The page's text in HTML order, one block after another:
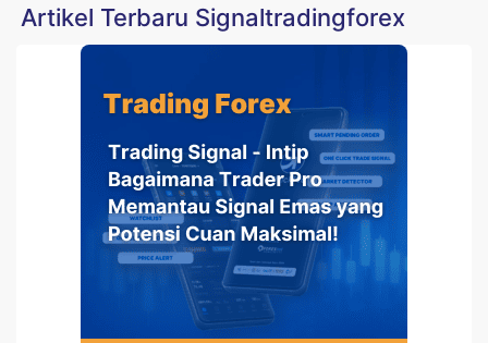
Artikel Terbaru Signaltradingforex